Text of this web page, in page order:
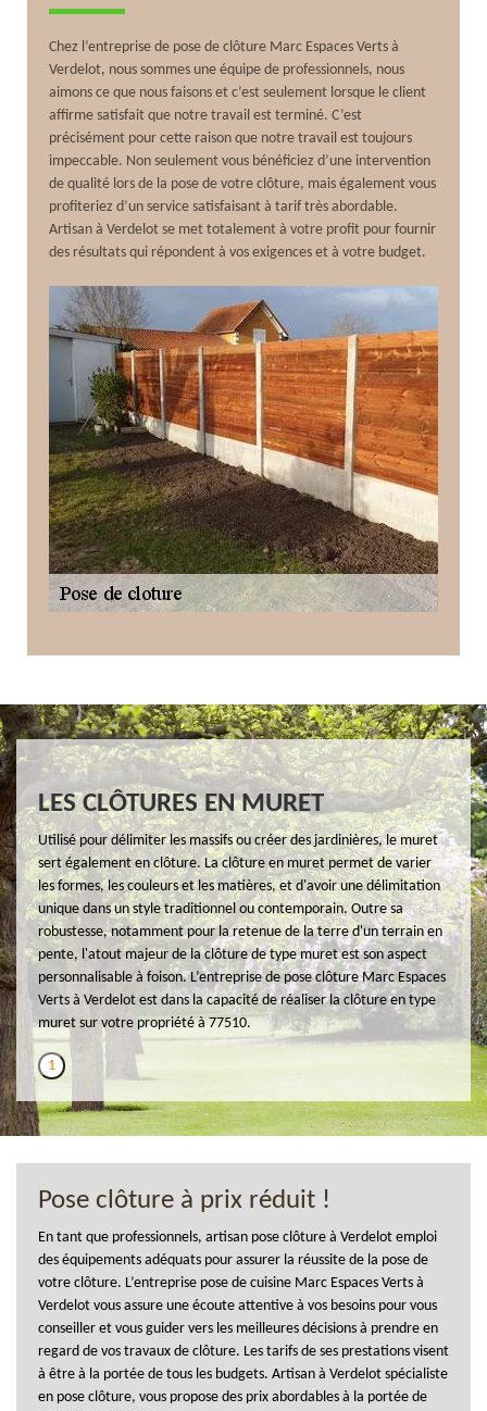
Chez l’entreprise de pose de clôture Marc Espaces Verts à
Verdelot, nous sommes une équipe de professionnels, nous
aimons ce que nous faisons et c’est seulement lorsque le client
affirme satisfait que notre travail est terminé. C’est
précisément pour cette raison que notre travail est toujours
impeccable. Non seulement vous bénéficiez d’une intervention
de qualité lors de la pose de votre clôture, mais également vous
profiteriez d’un service satisfaisant à tarif très abordable.
Artisan à Verdelot se met totalement à votre profit pour fournir
des résultats qui répondent à vos exigences et à votre budget.
LES CLÔTURES EN MURET
Utilisé pour délimiter les massifs ou créer des jardinières, le muret
sert également en clôture. La clôture en muret permet de varier
les formes, les couleurs et les matières, et d'avoir une délimitation
unique dans un style traditionnel ou contemporain. Outre sa
robustesse, notamment pour la retenue de la terre d'un terrain en
pente, l'atout majeur de la clôture de type muret est son aspect
personnalisable à foison. L’entreprise de pose clôture Marc Espaces
Verts à Verdelot est dans la capacité de réaliser la clôture en type
muret sur votre propriété à 77510.
1
Pose clôture à prix réduit !
En tant que professionnels, artisan pose clôture à Verdelot emploi
des équipements adéquats pour assurer la réussite de la pose de
votre clôture. L’entreprise pose de cuisine Marc Espaces Verts à
Verdelot vous assure une écoute attentive à vos besoins pour vous
conseiller et vous guider vers les meilleures décisions à prendre en
regard de vos travaux de clôture. Les tarifs de ses prestations visent
à être à la portée de tous les budgets. Artisan à Verdelot spécialiste
en pose clôture, vous propose des prix abordables à la portée de